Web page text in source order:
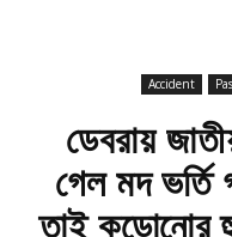
Accident
ডেবরায়
গেল মদ ভর্তি
তাই কুড়োনোর